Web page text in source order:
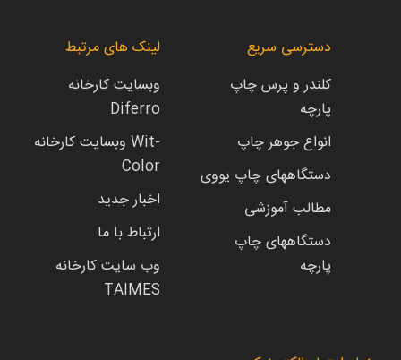
دسترسی سریع
کلندر و پرس چاپ
پارچه
انواع جوهر چاپ
دستگاههای چاپ یووی
مطالب آموزشی
دستگاههای چاپ
پارچه
لینک های مرتبط
وبسایت کارخانه
Diferro
وبسایت کارخانه Wit-
Color
اخبار جدید
ارتباط با ما
وب سایت کارخانه
TAIMES